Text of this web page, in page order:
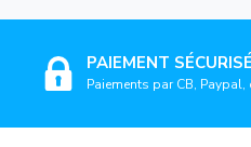
PAIEMENT SÉCURISÉ
Paiements par CB, Paypal,